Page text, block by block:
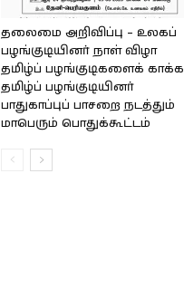
தலைமை அறிவிப்பு – உலகப்
பழங்குடியினர் நாள் விழா
தமிழ்ப் பழங்குடிகளைக் காக்க
தமிழ்ப் பழங்குடியினர்
பாதுகாப்புப் பாசறை நடத்தும்
மாபெரும் பொதுக்கூட்டம்